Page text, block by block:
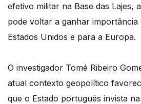
efetivo militar na Base das Lajes,
pode voltar a ganhar importância
Estados Unidos e para a Europa.
O investigador Tomé Ribeiro
atual contexto geopolítico
que o Estado português invista na